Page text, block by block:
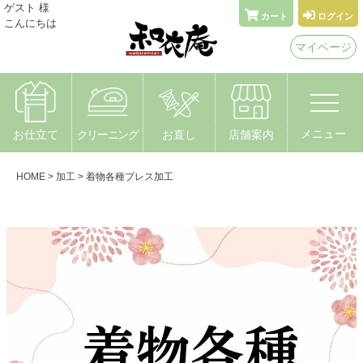
ゲスト 様
こんにちは
カート ログイン
マイページ
お仕立て クリーニング お直し 店舗案内 メニュー
着物なんでもやさん 和衣庵
〒615-0051 京都市右京区西院安塚町24
HOME 加工 着物各種プレス加工